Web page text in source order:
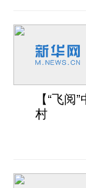
【“飞
村